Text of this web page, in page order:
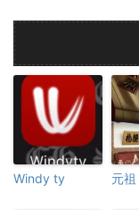
Windy ty 元